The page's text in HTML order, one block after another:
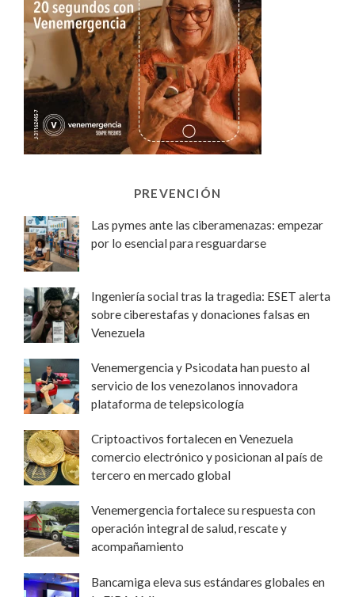
PREVENCIÓN
Las pymes ante las ciberamenazas: empezar
por lo esencial para resguardarse
Ingeniería social tras la tragedia: ESET alerta
sobre ciberestafas y donaciones falsas en
Venezuela
Venemergencia y Psicodata han puesto al
servicio de los venezolanos innovadora
plataforma de telepsicología
Criptoactivos fortalecen en Venezuela
comercio electrónico y posicionan al país de
tercero en mercado global
Venemergencia fortalece su respuesta con
operación integral de salud, rescate y
acompañamiento
Bancamiga eleva sus estándares globales en